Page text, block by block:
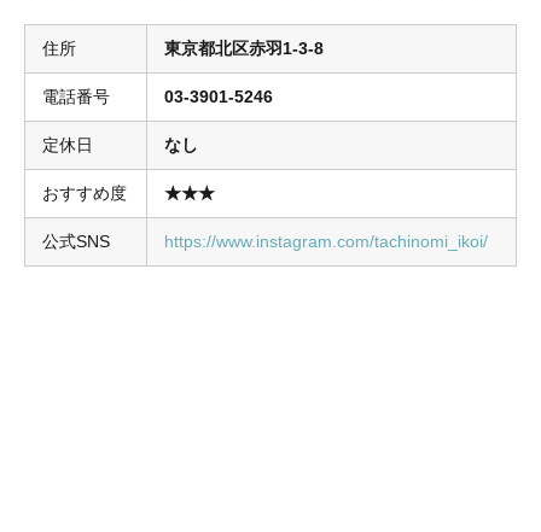
住所 東京都北区赤羽1-3-8
電話番号 03-3901-5246
定休日 なし
おすすめ度 ★★★
公式SNS https://www.instagram.com/tachinomi_ikoi/